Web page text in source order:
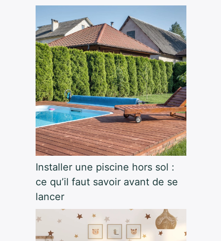
Installer une piscine hors sol :
ce qu’il faut savoir avant de se
lancer